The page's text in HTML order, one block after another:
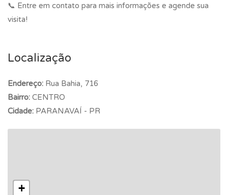
📞 Entre em contato para mais informações e agende sua
visita!
Localização
Endereço: Rua Bahia, 716
Bairro: CENTRO
Cidade: PARANAVAÍ - PR
+